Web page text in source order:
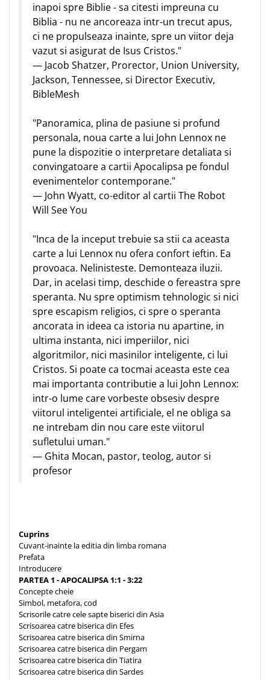
inapoi spre Biblie - sa citesti impreuna cu
Biblia - nu ne ancoreaza intr-un trecut apus,
ci ne propulseaza inainte, spre un viitor deja
vazut si asigurat de Isus Cristos."
— Jacob Shatzer, Prorector, Union University,
Jackson, Tennessee, si Director Executiv,
BibleMesh
"Panoramica, plina de pasiune si profund
personala, noua carte a lui John Lennox ne
pune la dispozitie o interpretare detaliata si
convingatoare a cartii Apocalipsa pe fondul
evenimentelor contemporane."
— John Wyatt, co-editor al cartii The Robot
Will See You
"Inca de la inceput trebuie sa stii ca aceasta
carte a lui Lennox nu ofera confort ieftin. Ea
provoaca. Nelinisteste. Demonteaza iluzii.
Dar, in acelasi timp, deschide o fereastra spre
speranta. Nu spre optimism tehnologic si nici
spre escapism religios, ci spre o speranta
ancorata in ideea ca istoria nu apartine, in
ultima instanta, nici imperiilor, nici
algoritmilor, nici masinilor inteligente, ci lui
Cristos. Si poate ca tocmai aceasta este cea
mai importanta contributie a lui John Lennox:
intr-o lume care vorbeste obsesiv despre
viitorul inteligentei artificiale, el ne obliga sa
ne intrebam din nou care este viitorul
sufletului uman."
— Ghita Mocan, pastor, teolog, autor si
profesor
Cuprins
Cuvant-inainte la editia din limba romana
Prefata
Introducere
PARTEA 1 - APOCALIPSA 1:1 - 3:22
Concepte cheie
Simbol, metafora, cod
Scrisorile catre cele sapte biserici din Asia
Scrisoarea catre biserica din Efes
Scrisoarea catre biserica din Smirna
Scrisoarea catre biserica din Pergam
Scrisoarea catre biserica din Tiatira
Scrisoarea catre biserica din Sardes